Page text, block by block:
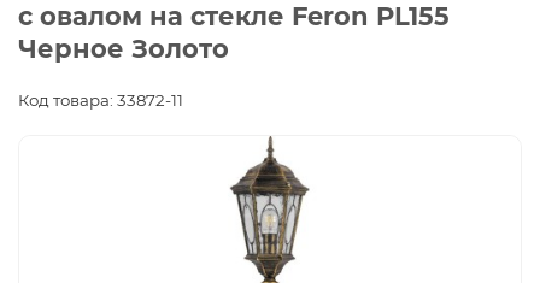
с овалом на стекле Feron PL155
Черное Золото
Код товара: 33872-11